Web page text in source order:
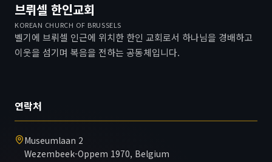
브뤼셀 한인교회
KOREAN CHURCH OF BRUSSELS
벨기에 브뤼셀 인근에 위치한 한인 교회로서 하나님을 경배하고
이웃을 섬기며 복음을 전하는 공동체입니다.
연락처
Museumlaan 2
Wezembeek-Oppem 1970, Belgium